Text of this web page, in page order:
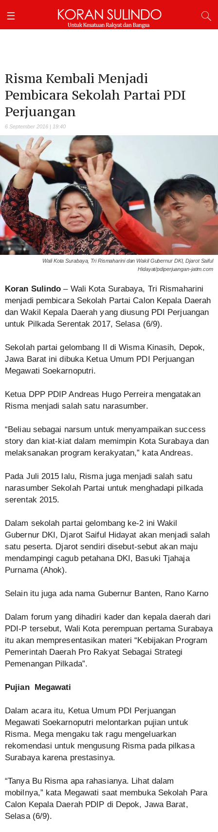
Risma Kembali Menjadi
Pembicara Sekolah Partai PDI
Perjuangan
6 September 2016 | 19:40
Wali Kota Surabaya, Tri Rismaharini dan Wakil Gubernur DKI, Djarot Saiful
Hidayat/pdiperjuangan-jatim.com
Koran Sulindo – Wali Kota Surabaya, Tri Rismaharini
menjadi pembicara Sekolah Partai Calon Kepala Daerah
dan Wakil Kepala Daerah yang diusung PDI Perjuangan
untuk Pilkada Serentak 2017, Selasa (6/9).
Sekolah partai gelombang II di Wisma Kinasih, Depok,
Jawa Barat ini dibuka Ketua Umum PDI Perjuangan
Megawati Soekarnoputri.
Ketua DPP PDIP Andreas Hugo Perreira mengatakan
Risma menjadi salah satu narasumber.
“Beliau sebagai narsum untuk menyampaikan success
story dan kiat-kiat dalam memimpin Kota Surabaya dan
melaksanakan program kerakyatan,” kata Andreas.
Pada Juli 2015 lalu, Risma juga menjadi salah satu
narasumber Sekolah Partai untuk menghadapi pilkada
serentak 2015.
Dalam sekolah partai gelombang ke-2 ini Wakil
Gubernur DKI, Djarot Saiful Hidayat akan menjadi salah
satu peserta. Djarot sendiri disebut-sebut akan maju
mendampingi cagub petahana DKI, Basuki Tjahaja
Purnama (Ahok).
Selain itu juga ada nama Gubernur Banten, Rano Karno
Dalam forum yang dihadiri kader dan kepala daerah dari
PDI-P tersebut, Wali Kota perempuan pertama Surabaya
itu akan mempresentasikan materi “Kebijakan Program
Pemerintah Daerah Pro Rakyat Sebagai Strategi
Pemenangan Pilkada”.
Pujian Megawati
Dalam acara itu, Ketua Umum PDI Perjuangan
Megawati Soekarnoputri melontarkan pujian untuk
Risma. Mega mengaku tak ragu mengeluarkan
rekomendasi untuk mengusung Risma pada pilkasa
Surabaya karena prestasinya.
“Tanya Bu Risma apa rahasianya. Lihat dalam
mobilnya,” kata Megawati saat membuka Sekolah Para
Calon Kepala Daerah PDIP di Depok, Jawa Barat,
Selasa (6/9).